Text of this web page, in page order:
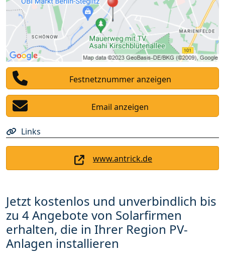
Festnetznummer anzeigen
Email anzeigen
Links
www.antrick.de
Jetzt kostenlos und unverbindlich bis
zu 4 Angebote von Solarfirmen
erhalten, die in Ihrer Region PV-
Anlagen installieren